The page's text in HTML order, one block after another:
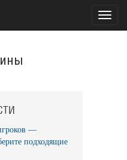
—
подходящие